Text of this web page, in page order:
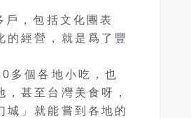
，包括文化團表
的經營，就是爲了豐
多個各地小吃，也
甚至台灣美食呀，
城」就能嘗到各地的